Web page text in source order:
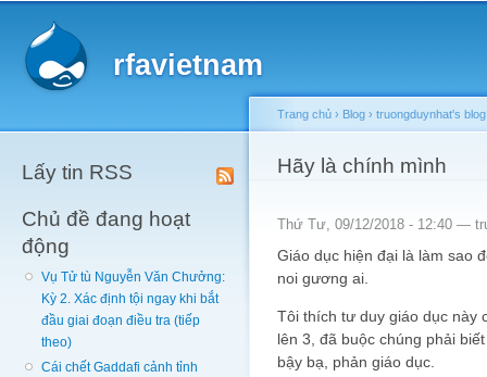
rfavietnam
Lấy tin RSS
Chủ đề đang hoạt
động
Vụ Tử tù Nguyễn Văn Chưởng:
Kỳ 2. Xác định tội ngay khi bắt
đầu giai đoạn điều tra (tiếp
theo)
Cái chết Gaddafi cảnh tỉnh
You are here
Trang chủ › Blog › truongduynhat's blog
Hãy là chính mình
Thứ Tư, 09/12/2018 - 12:40 —
Giáo dục hiện đại là làm sao
noi gương ai.
Tôi thích tư duy giáo dục này
lên 3, đã buộc chúng phải
bậy bạ, phản giáo dục.